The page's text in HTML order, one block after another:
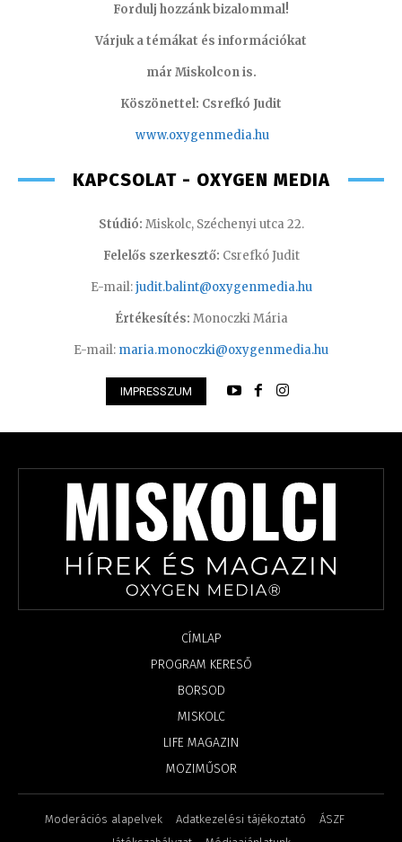
Fordulj hozzánk bizalommal!
Várjuk a témákat és információkat
már Miskolcon is.
Köszönettel: Csrefkó Judit
www.oxygenmedia.hu
KAPCSOLAT - OXYGEN MEDIA
Stúdió: Miskolc, Széchenyi utca 22.
Felelős szerkesztő: Csrefkó Judit
E-mail:judit.balint@oxygenmedia.hu
Értékesítés: Monoczki Mária
E-mail: maria.monoczki@oxygenmedia.hu
IMPRESSZUM
CÍMLAP
PROGRAM KERESŐ
BORSOD
MISKOLC
LIFE MAGAZIN
MOZIMŰSOR
Moderációs alapelvek Adatkezelési tájékoztató
ÁSZF